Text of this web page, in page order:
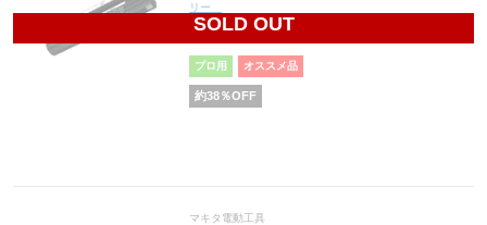
SOLD OUT
リー
7,564
プロ用 オススメ品
約38％OFF
マキタ電動工具